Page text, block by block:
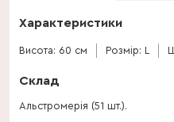
Характеристики
Висота: 60 см Розмір: L
Склад
Альстромерія (51 шт.).